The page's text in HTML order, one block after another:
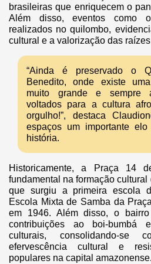
brasileiras que enriquecem o
Além disso, eventos como
realizados no quilombo,
cultural e a valorização das
“Ainda é preservado o
Benedito, onde existe
muito grande e sempre
voltados para a cultura
orgulho!”, destaca
espaços um importante
história.
Historicamente, a Praça 14
fundamental na formação
que surgiu a primeira escola
Escola Mixta de Samba da
em 1946. Além disso, o
contribuições ao boi-bumbá
culturais, consolidando-
efervescência cultural e
populares na capital amazonense.